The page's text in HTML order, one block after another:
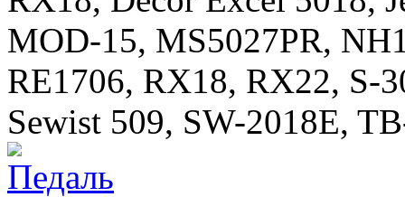
MOD-15, MS5027PR,
RE1706, RX18, RX22, S-
Sewist 509, SW-2018E,